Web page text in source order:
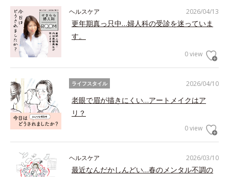
2026/04/13
ヘルスケア
更年期真っ只中…婦人科の受診を迷っていま
す。
0 view
2026/04/10
ライフスタイル
老眼で眉が描きにくい…アートメイクはア
リ？
0 view
2026/03/10
ヘルスケア
最近なんだかしんどい…春のメンタル不調の